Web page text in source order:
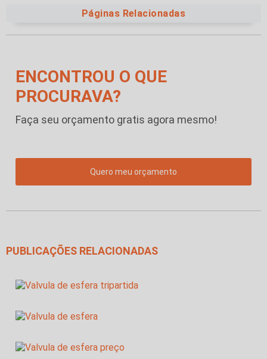
Páginas Relacionadas
ENCONTROU O QUE
PROCURAVA?
Faça seu orçamento gratis agora mesmo!
Quero meu orçamento
PUBLICAÇÕES RELACIONADAS